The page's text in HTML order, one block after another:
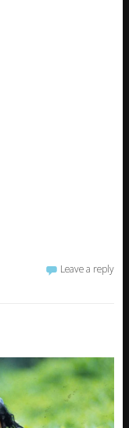
Leave a reply